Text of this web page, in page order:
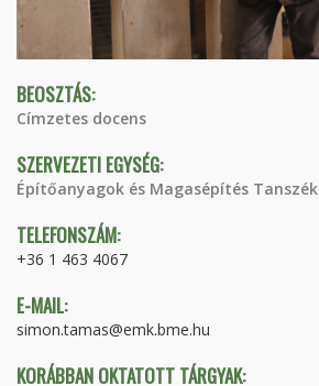
BEOSZTÁS:
Címzetes docens
SZERVEZETI EGYSÉG:
Építőanyagok és Magasépítés Tanszék
TELEFONSZÁM:
+36 1 463 4067
E-MAIL:
simon.tamas@emk.bme.hu
KORÁBBAN OKTATOTT TÁRGYAK: